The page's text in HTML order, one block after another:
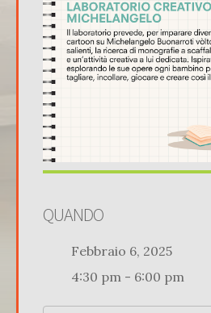
QUANDO
Febbraio 6, 2025
4:30 pm - 6:00 pm